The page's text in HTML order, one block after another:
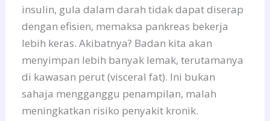
insulin, gula dalam darah tidak dapat diserap
dengan efisien, memaksa pankreas bekerja
lebih keras. Akibatnya? Badan kita akan
menyimpan lebih banyak lemak, terutamanya
di kawasan perut (visceral fat). Ini bukan
sahaja mengganggu penampilan, malah
meningkatkan risiko penyakit kronik.